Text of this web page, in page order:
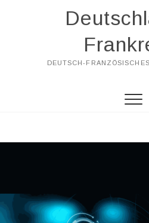
DEUTSCH-